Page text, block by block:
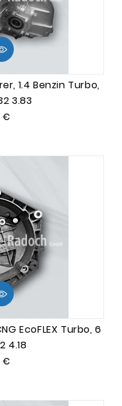
1.4 Benzin Turbo,
3.83
€Preis
EcoFLEX Turbo, 6
4.18
€Preis